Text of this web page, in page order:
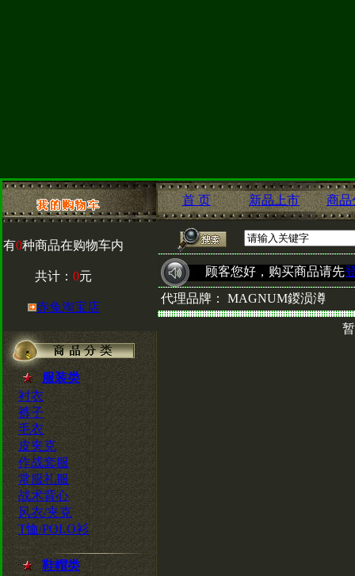
有0种商品在购物车内
共计： 0元
赤兔淘宝店
服装类
衬衣
裤子
毛衣
皮夹克
作战套服
常服礼服
战术背心
风衣/夹克
T恤/POLO衫
鞋帽类
首 页 新品上市 商品
顾客您好，购买商品请先
代理品牌：
MAGNUM鍐涢澊